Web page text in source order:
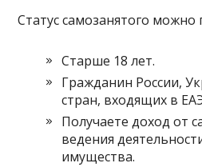
Статус самозанятого можно
Старше 18 лет.
Гражданин России,
стран, входящих в
Получаете доход от
ведения
имущества.